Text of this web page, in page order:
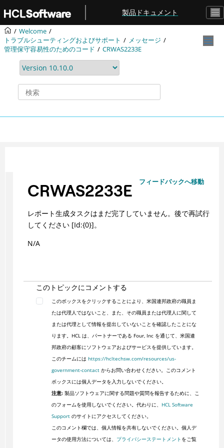
メインコンテンツにジャンプ
製品ドキュメント
Welcome
トラブルシューティングおよびサポート
メッセージ
管理保守容易性のためのコード
CRWAS2233E
フィードバックへ移動
CRWAS2233E
レポート生成タスクはまだ完了していません。後で再試行
してください [Id:{0}]。
N/A
このトピックにコメントする
このボックスをクリックすることにより、米国連邦政府の職員ま
たは代理人ではないこと、また、その職員または代理人に関して
または代理として情報を提出していないことを確認したことにな
ります。HCL は、パートナーである Four, Inc を通じて、米国連
邦政府の顧客にソフトウェアおよびサービスを提供しています。
このチームには https://hcltechsw.com/resources/us-
government-contactからお問い合わせください。このコメント
ボックスには個人データを入力しないでください。
注意:製品ソフトウェアに関する問題や質問を報告するために、こ
のフォームを使用しないでください。代わりに、 HCL Software
Supportのサイトにアクセスしてください。
このコメント欄では、個人情報を共有しないでください。個人デ
ータの使用方法については、 プライバシーステートメント をご覧